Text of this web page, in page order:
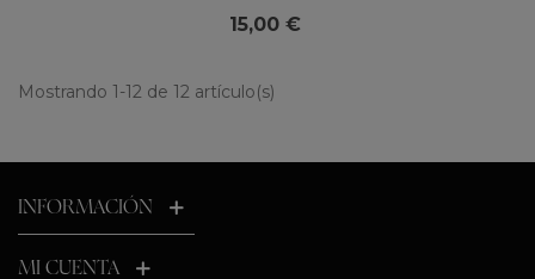
15,00 €
Mostrando 1-12 de 12 artículo(s)
INFORMACIÓN
MI CUENTA